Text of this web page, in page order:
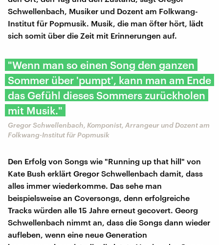
Schwellenbach, Musiker und Dozent am Folkwang-
Institut für Popmusik. Musik, die man öfter hört, lädt
sich somit über die Zeit mit Erinnerungen auf.
"Wenn man so einen Song den ganzen
Sommer über 'pumpt', kann man am Ende
das Gefühl dieses Sommers zurückholen
mit Musik."
Gregor Schwellenbach, Komponist, Arrangeur und Dozent am
Folkwang-Institut für Popmusik
Den Erfolg von Songs wie "Running up that hill" von
Kate Bush erklärt Gregor Schwellenbach damit, dass
alles immer wiederkomme. Das sehe man
beispielsweise an Coversongs, denn erfolgreiche
Tracks würden alle 15 Jahre erneut gecovert. Georg
Schwellenbach nimmt an, dass die Songs dann wieder
aufleben, wenn eine neue Generation